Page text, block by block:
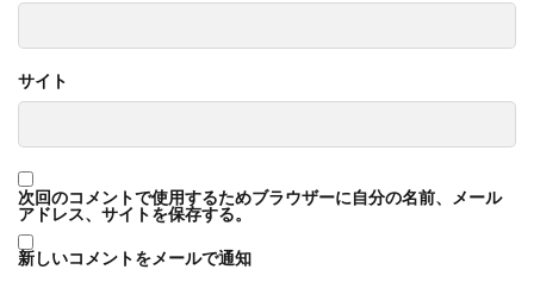
サイト
次回のコメントで使用するためブラウザーに自分の名前、メール
アドレス、サイトを保存する。
新しいコメントをメールで通知